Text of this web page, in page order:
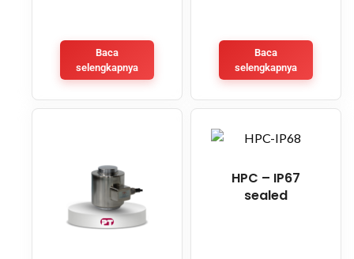
Baca
selengkapnya
Baca
selengkapnya
HPC – IP67
sealed